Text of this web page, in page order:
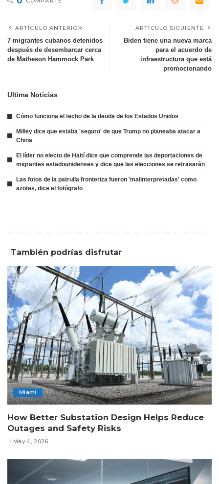
ARTÍCULO ANTERIOR
7 migrantes cubanos detenidos
después de desembarcar cerca
de Matheson Hammock Park
ARTÍCULO SIGUIENTE
Biden tiene una nueva marca
para el acuerdo de
infraestructura que está
promocionando
Ultima Noticias
Cómo funciona el techo de la deuda de los Estados Unidos
Milley dice que estaba 'seguro' de que Trump no planeaba atacar a
China
El líder no electo de Haití dice que comprende las deportaciones de
migrantes estadounidenses y dice que las elecciones se retrasarán
Las fotos de la patrulla fronteriza fueron 'malinterpretadas' como
azotes, dice el fotógrafo
También podrías disfrutar
Miami
How Better Substation Design Helps Reduce
Outages and Safety Risks
May 4, 2026